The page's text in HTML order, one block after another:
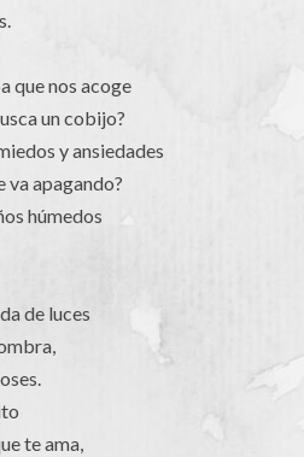
que nos acoge
un cobijo?
y ansiedades
va apagando?
húmedos
de luces
te ama,